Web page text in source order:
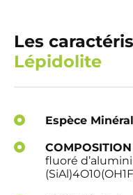
Les
Lépidolite
Espèce Minéral
fluoré